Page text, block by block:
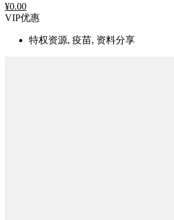
¥0.00
VIP优惠
特权资源, 疫苗, 资料分享